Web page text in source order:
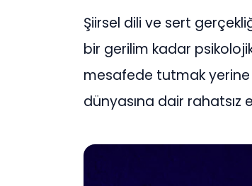
Şiirsel dili ve sert
bir gerilim kadar
mesafede tutmak yerine
dünyasına dair